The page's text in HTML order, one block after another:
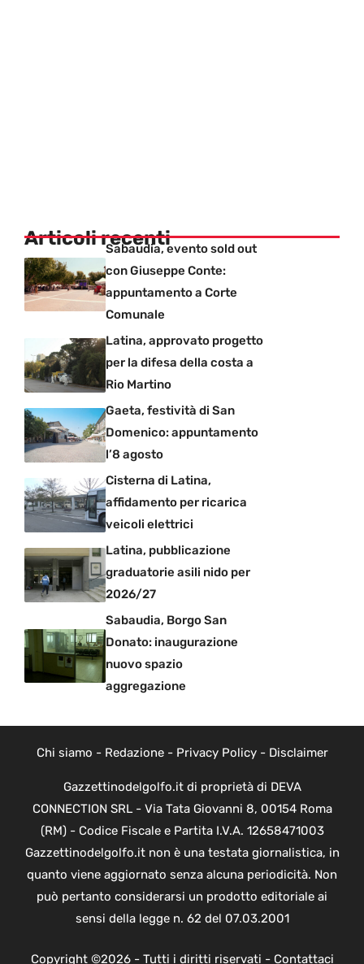
Articoli recentiSabaudia, evento sold out
con Giuseppe Conte:
appuntamento a Corte
Comunale
Latina, approvato progetto
per la difesa della costa a
Rio Martino
Gaeta, festività di San
Domenico: appuntamento
l’8 agosto
Cisterna di Latina,
affidamento per ricarica
veicoli elettrici
Latina, pubblicazione
graduatorie asili nido per
2026/27
Sabaudia, Borgo San
Donato: inaugurazione
nuovo spazio
aggregazione
Chi siamo - Redazione- Privacy Policy- Disclaimer
Gazzettinodelgolfo.it di proprietà di DEVA
CONNECTION SRL - Via Tata Giovanni 8, 00154 Roma
(RM) - Codice Fiscale e Partita I.V.A. 12658471003
Gazzettinodelgolfo.it non è una testata giornalistica, in
quanto viene aggiornato senza alcuna periodicità. Non
può pertanto considerarsi un prodotto editoriale ai
sensi della legge n. 62 del 07.03.2001
Copyright ©2026 - Tutti i diritti riservati - Contattaci